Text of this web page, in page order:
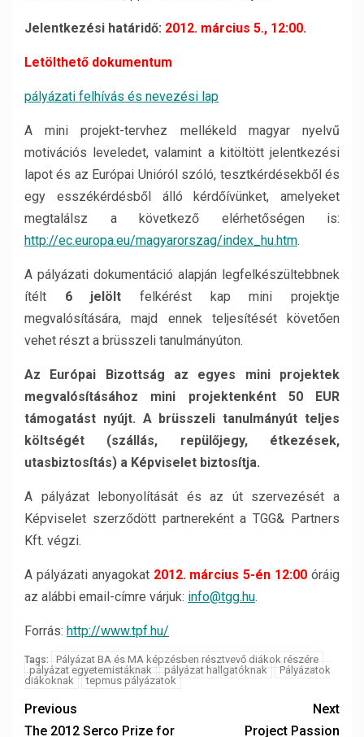
Jelentkezési határidő: 2012. március 5., 12:00.
Letölthető dokumentum
pályázati felhívás és nevezési lap
A mini projekt-tervhez mellékeld magyar nyelvű
motivációs leveledet, valamint a kitöltött jelentkezési
lapot és az Európai Unióról szóló, tesztkérdésekből és
egy esszékérdésből álló kérdőívünket, amelyeket
megtalálsz a következő elérhetőségen is:
http://ec.europa.eu/magyarorszag/index_hu.htm.
A pályázati dokumentáció alapján legfelkészültebbnek
ítélt 6 jelölt felkérést kap mini projektje
megvalósítására, majd ennek teljesítését követően
vehet részt a brüsszeli tanulmányúton.
Az Európai Bizottság az egyes mini projektek
megvalósításához mini projektenként 50 EUR
támogatást nyújt. A brüsszeli tanulmányút teljes
költségét (szállás, repülőjegy, étkezések,
utasbiztosítás) a Képviselet biztosítja.
A pályázat lebonyolítását és az út szervezését a
Képviselet szerződött partnereként a TGG& Partners
Kft. végzi.
A pályázati anyagokat 2012. március 5-én 12:00óráig
az alábbi email-címre várjuk: info@tgg.hu.
Forrás: http://www.tpf.hu/
Tags:
Pályázat BA és MA képzésben résztvevő diákok részére
pályázat egyetemistáknak
pályázat hallgatóknak
Pályázatok
diákoknak
tepmus pályázatok
Previous
The 2012 Serco Prize for
Next
Project Passion